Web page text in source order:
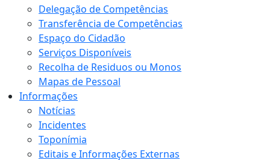
Delegação de Competências
Transferência de Competências
Espaço do Cidadão
Serviços Disponíveis
Recolha de Residuos ou Monos
Mapas de Pessoal
Informações
Notícias
Incidentes
Toponímia
Editais e Informações Externas